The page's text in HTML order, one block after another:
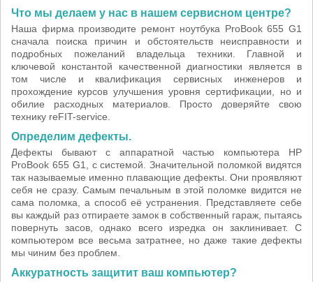
Что мы делаем у нас в нашем сервисном центре?
Наша фирма производите ремонт ноутбука ProBook 655 G1
сначала поиска причин и обстоятельств неисправности и
подробных пожеланий владельца техники. Главной и
ключевой константой качественной диагностики является в
том числе и квалификация сервисных инженеров и
прохождение курсов улучшения уровня сертификации, но и
обилие расходных материалов. Просто доверяйте свою
технику reFIT-service.
Определим дефекты.
Дефекты бывают с аппаратной частью компьютера HP
ProBook 655 G1, с системой. Значительной поломкой видятся
так называемые именно плавающие дефекты. Они проявляют
себя не сразу. Самым печальным в этой поломке видится не
сама поломка, а способ её устранения. Представляете себе
вы каждый раз отпираете замок в собственный гараж, пытаясь
повернуть засов, однако всего изредка он заклинивает. С
компьютером все весьма затратнее, но даже такие дефекты
мы чиним без проблем.
Аккуратность защитит ваш компьютер?